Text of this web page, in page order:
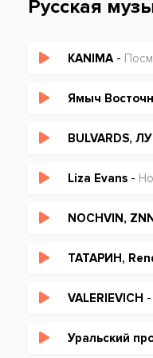
Русская
KANIMA-
BULVARDS,
Liza Evans -
NOCHVIN,
ТАТАРИН,
VALERIEVICH -
Уральский